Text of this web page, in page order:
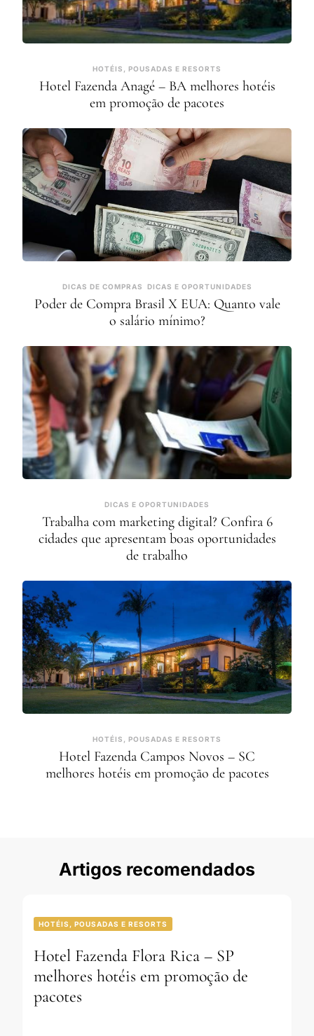
HOTÉIS, POUSADAS E RESORTS
Hotel Fazenda Anagé – BA melhores hotéis
em promoção de pacotes
DICAS DE COMPRAS DICAS E OPORTUNIDADES
Poder de Compra Brasil X EUA: Quanto vale
o salário mínimo?
DICAS E OPORTUNIDADES
Trabalha com marketing digital? Confira 6
cidades que apresentam boas oportunidades
de trabalho
HOTÉIS, POUSADAS E RESORTS
Hotel Fazenda Campos Novos – SC
melhores hotéis em promoção de pacotes
Artigos recomendados
HOTÉIS, POUSADAS E RESORTS
Hotel Fazenda Flora Rica – SP
melhores hotéis em promoção de
pacotes